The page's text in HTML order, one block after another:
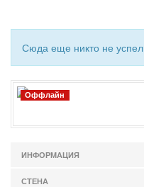
Сюда еще никто не успел
Оффлайн
ИНФОРМАЦИЯ
СТЕНА